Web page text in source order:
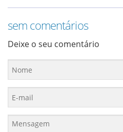
sem comentários
Deixe o seu comentário